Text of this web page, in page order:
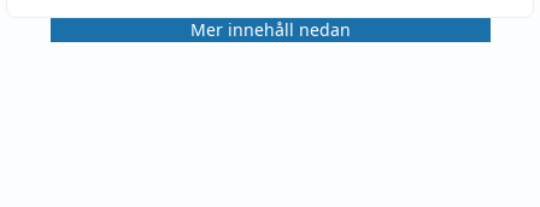
Mer innehåll nedan